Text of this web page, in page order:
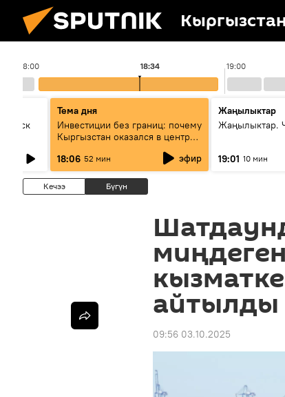
Кыргызстан
18:00 19:00
18:34
Тема дня
Инвестиции без границ: почему
Кыргызстан оказался в центре
18:06 52 мин эфир
Жаңылыктар
Жаңылыктар.
19:01 10 мин
Кечээ Бүгүн
айтылды
09:56 03.10.2025